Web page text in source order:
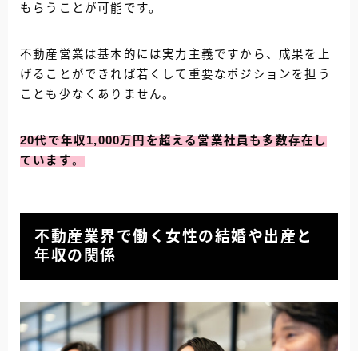
もらうことが可能です。
不動産営業は基本的には実力主義ですから、成果を上
げることができれば若くして重要なポジションを担う
ことも少なくありません。
20代で年収1,000万円を超える営業社員も多数存在し
ています。
不動産業界で働く女性の結婚や出産と
年収の関係